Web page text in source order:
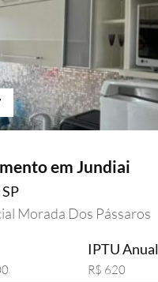
em Jundiai
Morada Dos Pássaros
IPTU Anual
R$ 620